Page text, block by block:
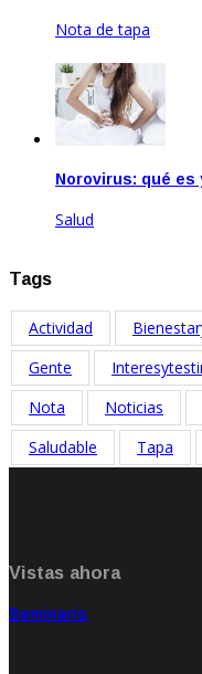
Nota de tapa
Norovirus: qué es
Salud
Tags
Actividad
Gente
Nota
Noticias
Saludable
Tapa
Vistas ahora
Seminario